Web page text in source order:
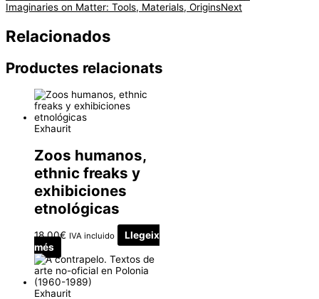
Imaginaries on Matter: Tools, Materials, OriginsNext
Relacionados
Productes relacionats
Exhaurit
Zoos humanos,
ethnic freaks y
exhibiciones
etnológicas
18.00€ IVA incluido
Llegeix
més
Exhaurit